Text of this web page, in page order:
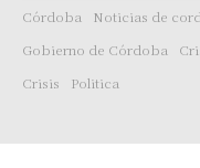
Córdoba Noticias de
Gobierno de Córdoba
Crisis
Politica